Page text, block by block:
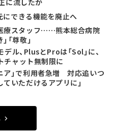
に流したか
にできる機能を廃止へ
療スタッフ……熊本総合病院
「尊敬」
ル、PlusとProは「Sol」に、
チャット無制限に
ア」で利用者急増 対応追いつ
いただけるアプリに」